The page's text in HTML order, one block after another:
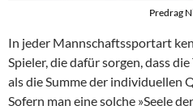
Predrag
In jeder Mannschaftssportart
Spieler, die dafür sorgen, dass
als die Summe der individuellen
Sofern man eine solche »Seele